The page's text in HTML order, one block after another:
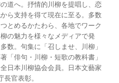
道へ。抒情的川柳を提唱し、恋
ら支持を得て現在に至る。多数
とめるかたわら、各地でワーク
の魅力を様々なメディアで発
数。句集に「召しませ、川柳」
「俳句・川柳・短歌の教科書」
日本川柳協会会員。日本文藝家
官表彰。